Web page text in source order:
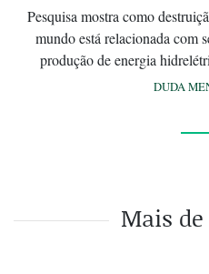
Pesquisa mostra como
mundo está relacionada com
produção de energia
DUDA
Mais de